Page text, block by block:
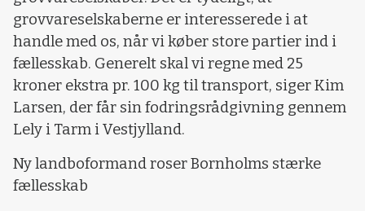
grovvareselskaberne er interesserede i at
handle med os, når vi køber store partier ind i
fællesskab. Generelt skal vi regne med 25
kroner ekstra pr. 100 kg til transport, siger Kim
Larsen, der får sin fodringsrådgivning gennem
Lely i Tarm i Vestjylland.
Ny landboformand roser Bornholms stærke
fællesskab